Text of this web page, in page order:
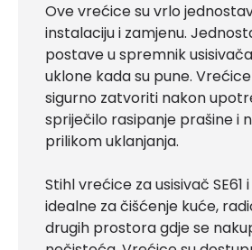
Ove vrećice su vrlo
instalaciju i zamjenu.
postave u spremnik
uklone kada su pune.
sigurno zatvoriti nakon
spriječilo rasipanje prašine i
prilikom uklanjanja.
Stihl vrećice za usisivač SE61 i
idealne za čišćenje kuće,
drugih prostora gdje se